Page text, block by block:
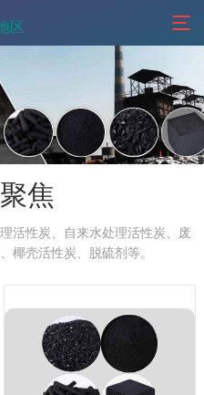
区
焦
活性炭、自来水处理活性炭、废
椰壳活性炭、脱硫剂等。